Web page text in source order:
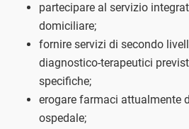
partecipare al servizio
domiciliare;
fornire servizi di secondo
diagnostico-terapeutici
specifiche;
erogare farmaci attualmente
ospedale;